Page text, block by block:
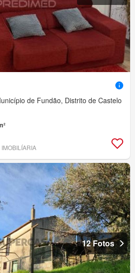
de Fundão, Distrito de Castelo
12 Fotos